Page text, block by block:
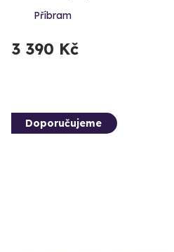
Příbram
3 390 Kč
Doporučujeme